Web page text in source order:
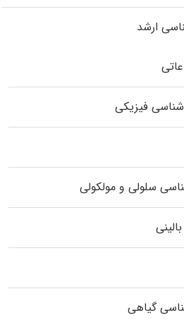
ارشد
فیزیکی
سلولی و مولکولی
گیاهی